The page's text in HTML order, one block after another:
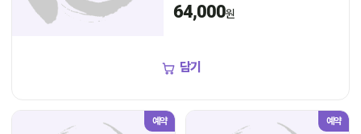
64,000원
담기
예약 예약